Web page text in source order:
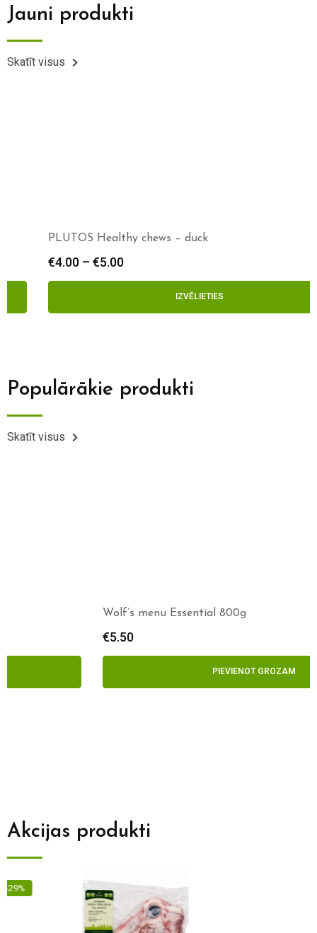
Jauni produkti
Skatīt visus
PLUTOS Healthy chews – duck
–€5.00
IZVĒLIETIES
Populārākie produkti
Skatīt visus
Wolf’s menu Essential 800g
Akcijas produkti